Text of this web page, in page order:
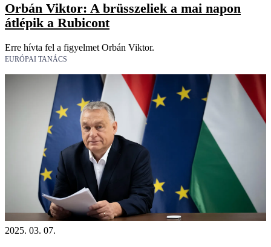
Orbán Viktor: A brüsszeliek a mai napon
átlépik a Rubicont
Erre hívta fel a figyelmet Orbán Viktor.
EURÓPAI TANÁCS
2025. 03. 07.